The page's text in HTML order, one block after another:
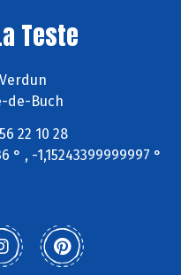
Teste
de-Buch
22 10 28
° , -1,15243399999997 °